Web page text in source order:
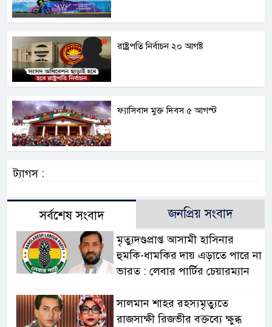
রাষ্ট্রপতি নির্বাচন ২০ আগষ্ট
ফ্যাসিবাদ মুক্ত দিবস ৫ আগস্ট
ট্যাগস :
সর্বশেষ সংবাদ জনপ্রিয় সংবাদ
মৃত্যুদণ্ডপ্রাপ্ত আসামী হাসিনার
হুমকি-ধামকির দায় এড়াতে পারে না
ভারত : লেবার পার্টির চেয়ারম্যান
সালমান শাহর রহস্যমৃত্যুতে
রাজসাক্ষী রিজভীর বক্তব্যে ক্ষুব্ধ